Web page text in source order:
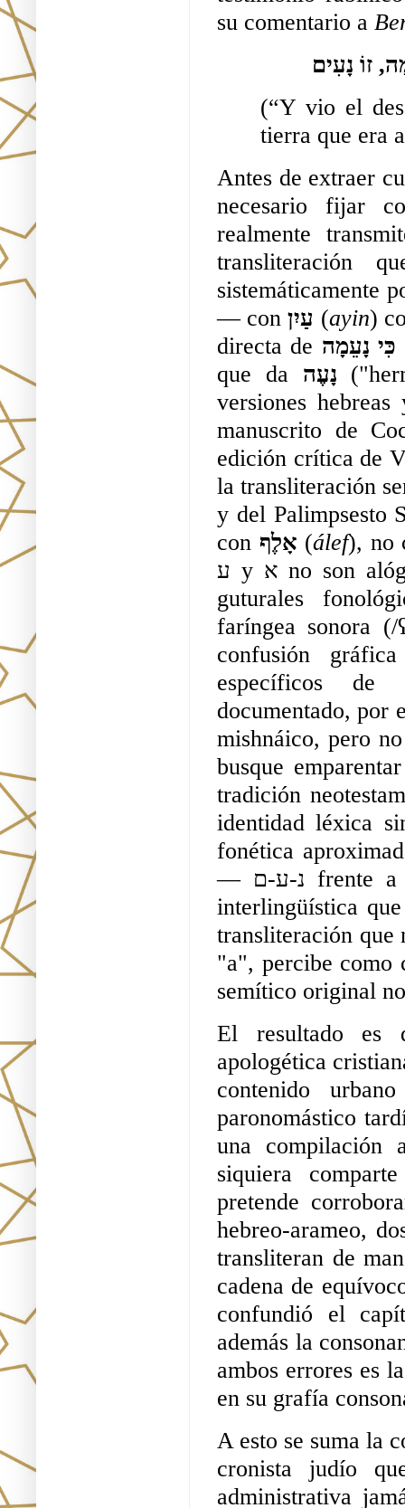
su comentario a
זוֹ נָעִים
(“Y vio el
tierra que era
Antes de extraer
necesario fijar
realmente
transliteración
sistemáticamente
— con עַיִן (ayin)
directa de כִּי נָעֵמָה
que da
versiones
manuscrito de
edición crítica de
y del Palimpsesto
con אָלֶף (álef), no
ע y א no son alógrafos de un mismo fonema sino consonantes
guturales
faríngea sonora
confusión
específicos de
documentado, por
mishnáico, pero
busque
tradición
identidad léxica
fonética
— נ-ע-ם frente a la secuencia נ-א-ן —, el tipo de paronimia
interlingüística
transliteración que
"a", percibe como
semítico original
El resultado es
apologética
contenido
paronomástico
una
siquiera
pretende
hebreo-arameo,
transliteran de
cadena de
confundió el
además la
ambos errores es
en su grafía
A esto se suma la
cronista judío
administrativa